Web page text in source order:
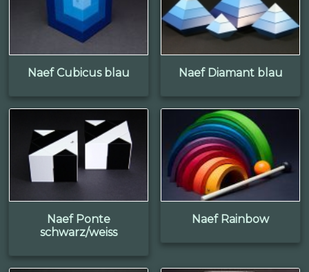
Naef Cubicus blau Naef Diamant blau
Naef Ponte
schwarz/weiss
Naef Rainbow